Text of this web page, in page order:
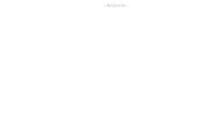
- Anúncio -